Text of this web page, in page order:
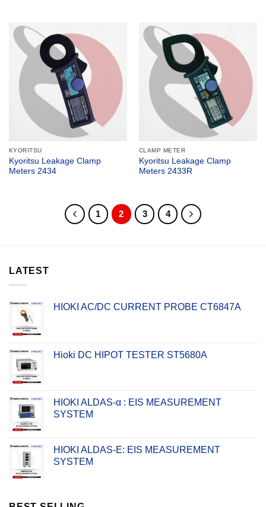
KYORITSU
Kyoritsu Leakage Clamp
Meters 2434
CLAMP METER
Kyoritsu Leakage Clamp
Meters 2433R
1 2 3 4
LATEST
HIOKI AC/DC CURRENT PROBE CT6847A
Hioki DC HIPOT TESTER ST5680A
HIOKI ALDAS-α : EIS MEASUREMENT
SYSTEM
HIOKI ALDAS-E: EIS MEASUREMENT
SYSTEM